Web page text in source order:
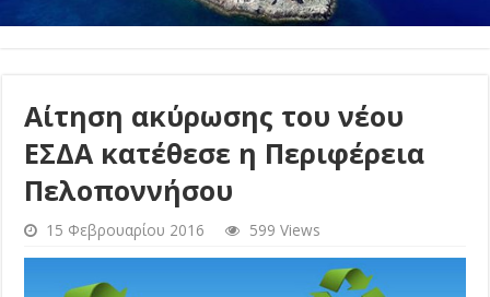
Αίτηση ακύρωσης του νέου
ΕΣΔΑ κατέθεσε η Περιφέρεια
Πελοποννήσου
15 Φεβρουαρίου 2016 599 Views